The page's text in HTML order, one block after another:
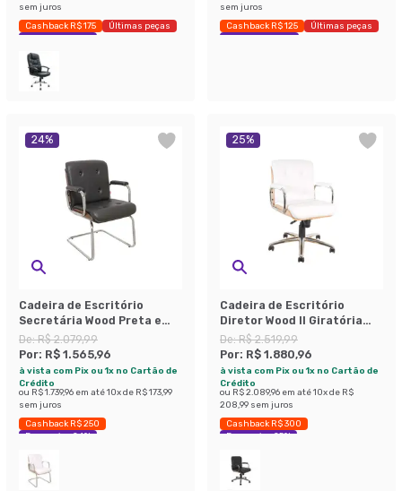
sem juros
Cashback R$ 175
Últimas peças
Economize 38%
sem juros
Cashback R$ 125
Últimas peças
Economize 28%
24%
Cadeira de Escritório
Secretária Wood Preta e
Tabaco
De:R$ 2.079,99
Por: R$ 1.565,96
à vista com Pix ou 1x no Cartão de
Crédito
ou R$ 1.739,96 em até10x de R$ 173,99
sem juros
Cashback R$ 250
Economize 24%
25%
Cadeira de Escritório
Diretor Wood II Giratória
Branca e Carvalho
De:R$ 2.519,99
Por: R$ 1.880,96
à vista com Pix ou 1x no Cartão de
Crédito
ou R$ 2.089,96 em até10x de R$
208,99 sem juros
Cashback R$ 300
Economize 25%